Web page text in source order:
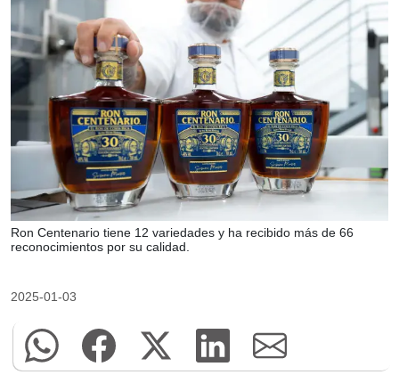
Ron Centenario tiene 12 variedades y ha recibido más de 66
reconocimientos por su calidad.
2025-01-03